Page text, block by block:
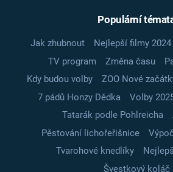
Populární
Jak zhubnout Nejlepší filmy 2024
TV program
Změna času
Kdy budou volby
ZOO Nové
7 pádů Honzy Dědka
Volby
Tatarák podle Pohlreicha
Pěstování lichořeřišnice
Tvarohové knedlíky
Švestkový koláč